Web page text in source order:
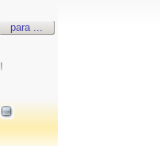
para ...
!